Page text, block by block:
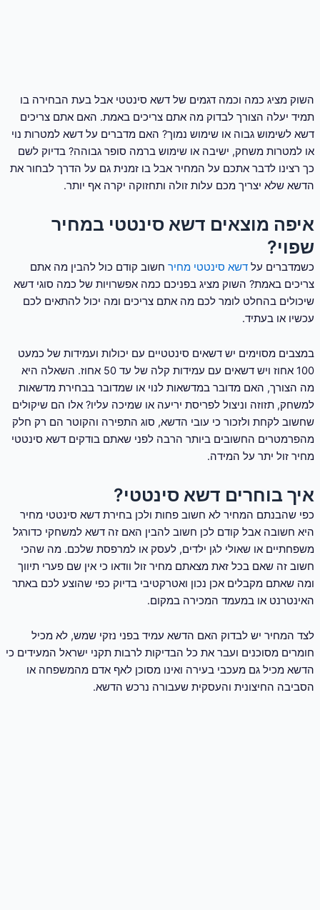
השוק מציג כמה וכמה דגמים של דשא סינטטי אבל בעת הבחירה בו
תמיד יעלה הצורך לבדוק מה אתם צריכים באמת. האם אתם צריכים
דשא לשימוש גבוה או שימוש נמוך? האם מדברים על דשא למטרות נוי
או למטרות משחק, ישיבה או שימוש ברמה סופר גבוהה? בדיוק לשם
כך רצינו לדבר אתכם על המחיר אבל בו זמנית גם על הדרך לבחור את
הדשא שלא יצריך מכם עלות זולה ותחזוקה יקרה אף יותר.
איפה מוצאים דשא סינטטי במחיר
שפוי?
כשמדברים על דשא סינטטי מחירחשוב קודם כול להבין מה אתם
צריכים באמת? השוק מציג בפניכם כמה אפשרויות של כמה סוגי דשא
שיכולים בהחלט לומר לכם מה אתם צריכים ומה יכול להתאים לכם
עכשיו או בעתיד.
במצבים מסוימים יש דשאים סינטטיים עם יכולות ועמידות של כמעט
100 אחוז ויש דשאים עם עמידות קלה של עד 50 אחוז. השאלה היא
מה הצורך, האם מדובר במדשאות לנוי או שמדובר בבחירת מדשאות
למשחק, תזוזה וניצול לפריסת יריעה או שמיכה עליו? אלו הם שיקולים
שחשוב לקחת ולזכור כי עובי הדשא, סוג התפירה והקוטר הם רק חלק
מהפרמטרים החשובים ביותר הרבה לפני שאתם בודקים דשא סינטטי
מחיר זול יתר על המידה.
איך בוחרים דשא סינטטי?
כפי שהבנתם המחיר לא חשוב פחות ולכן בחירת דשא סינטטי מחיר
היא חשובה אבל קודם לכן חשוב להבין האם זה דשא למשחקי כדורגל
משפחתיים או שאולי לגן ילדים, לעסק או למרפסת שלכם. מה שהכי
חשוב זה שאם בכל זאת מצאתם מחיר זול וודאו כי אין שם פערי תיווך
ומה שאתם מקבלים אכן נכון ואטרקטיבי בדיוק כפי שהוצע לכם באתר
האינטרנט או במעמד המכירה במקום.
לצד המחיר יש לבדוק האם הדשא עמיד בפני נזקי שמש, לא מכיל
חומרים מסוכנים ועבר את כל הבדיקות לרבות תקני ישראל המעידים כי
הדשא מכיל גם מעכבי בעירה ואינו מסוכן לאף אדם מהמשפחה או
הסביבה החיצונית והעסקית שעבורה נרכש הדשא.